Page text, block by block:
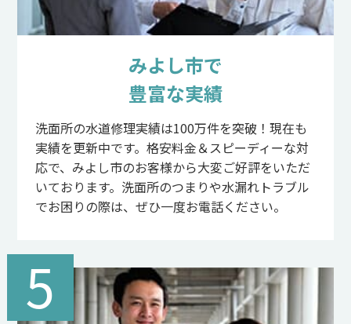
みよし市で
豊富な実績
洗面所の水道修理実績は100万件を突破！現在も
実績を更新中です。格安料金＆スピーディーな対
応で、みよし市のお客様から大変ご好評をいただ
いております。洗面所のつまりや水漏れトラブル
でお困りの際は、ぜひ一度お電話ください。
5